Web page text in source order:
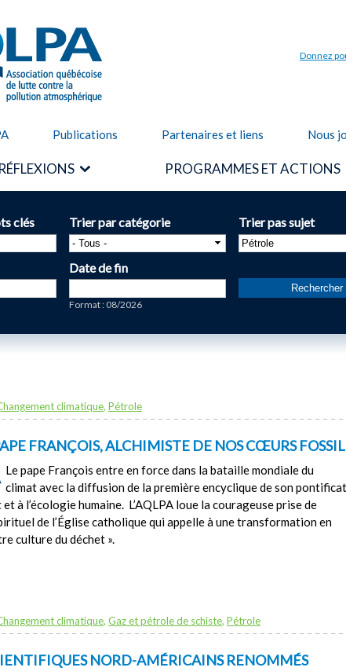
Donnez
Publications Partenaires et liens Nous
PROGRAMMES ET ACTIONS
clés Trier par catégorie Trier pas sujet
Date de fin
Format : 08/2026
climatique, Pétrole
FRANÇOIS, ALCHIMISTE DE NOS CŒURS
Le pape François entre en force dans la bataille mondiale du
climat avec la diffusion de la première encyclique de son pontificat
à l’écologie humaine. L’AQLPA loue la courageuse prise de
de l’Église catholique qui appelle à une transformation en
culture du déchet ».
climatique, Gaz et pétrole de schiste, Pétrole
NORD-AMÉRICAINS RENOMMÉS